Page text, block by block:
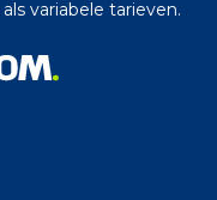
variabele tarieven.